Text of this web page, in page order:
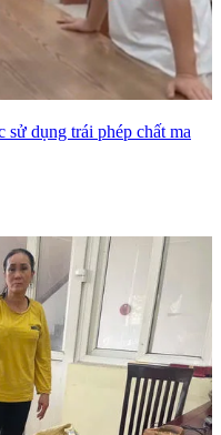
dụng trái phép chất ma